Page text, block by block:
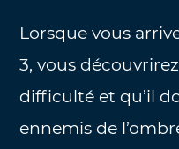
Lorsque vous
3, vous
difficulté et qu’il
ennemis de